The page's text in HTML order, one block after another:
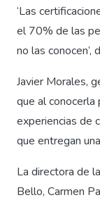
‘Las
el 70% de las
no las conocen’,
Javier Morales,
que al conocerla
experiencias de
que entregan
La directora de
Bello, Carmen